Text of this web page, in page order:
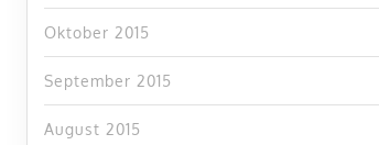
Oktober 2015
September 2015
August 2015